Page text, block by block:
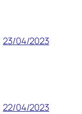
23/04/2023
22/04/2023